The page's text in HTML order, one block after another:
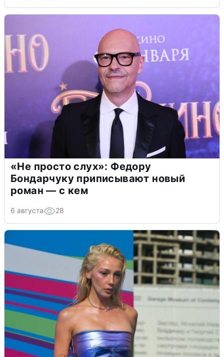
«Не просто слух»: Федору
Бондарчуку приписывают новый
роман — с кем
6 августа 28